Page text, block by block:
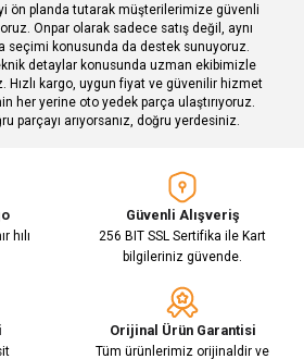
Gönder
ön planda tutarak müşterilerimize güvenli
Onpar olarak sadece satış değil, aynı
seçimi konusunda da destek sunuyoruz.
detaylar konusunda uzman ekibimizle
Hızlı kargo, uygun fiyat ve güvenilir hizmet
her yerine oto yedek parça ulaştırıyoruz.
parçayı arıyorsanız, doğru yerdesiniz.
hılı
Güvenli Alışveriş
256 BIT SSL Sertifika ile Kart
bilgileriniz güvende.
Orijinal Ürün Garantisi
Tüm ürünlerimiz orijinaldir ve